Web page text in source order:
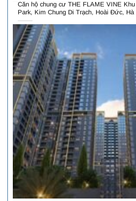
Căn hộ chung cư THE FLAME VINE
Park, Kim Chung Di Trạch, Hoài Đức, Hà